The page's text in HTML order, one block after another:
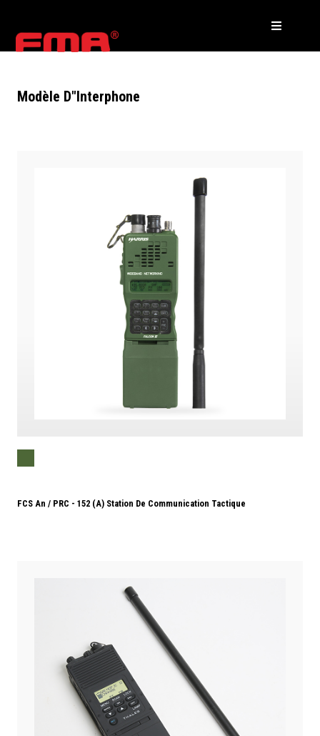
Modèle D"interphone
FCS An / PRC - 152 (A) Station De Communication Tactique